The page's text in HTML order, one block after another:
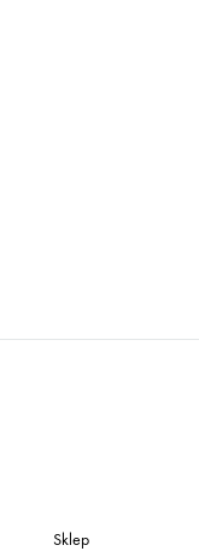
Sklep